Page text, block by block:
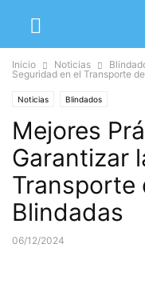
Inicio Noticias
Seguridad en el Transporte
Noticias Blindados
Mejores
Garantizar
Transporte
Blindadas
06/12/2024